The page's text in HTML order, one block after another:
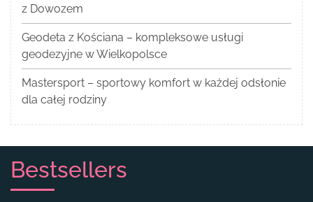
z Dowozem
Geodeta z Kościana – kompleksowe usługi
geodezyjne w Wielkopolsce
Mastersport – sportowy komfort w każdej odsłonie
dla całej rodziny
Bestsellers